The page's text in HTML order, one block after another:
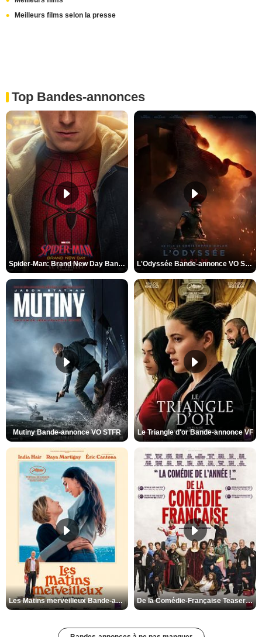
Meilleurs films selon la presse
Top Bandes-annonces
Spider-Man: Brand New Day Bande-annonce VO STFR L'Odyssée Bande-annonce VO STFR
Mutiny Bande-annonce VO STFR Le Triangle d'or Bande-annonce VF
Les Matins merveilleux Bande-annonce VF De la Comédie-Française Teaser VF